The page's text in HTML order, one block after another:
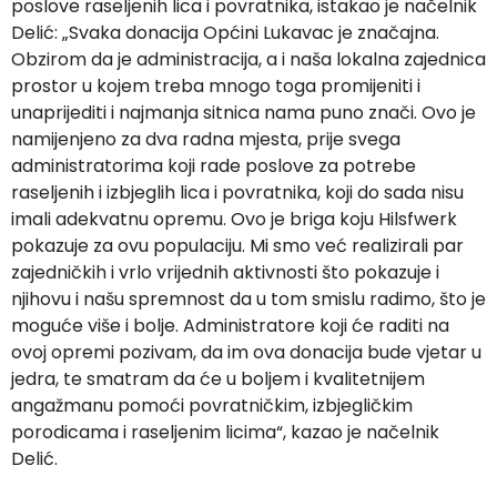
poslove raseljenih lica i povratnika, istakao je načelnik
Delić: „Svaka donacija Općini Lukavac je značajna.
Obzirom da je administracija, a i naša lokalna zajednica
prostor u kojem treba mnogo toga promijeniti i
unaprijediti i najmanja sitnica nama puno znači. Ovo je
namijenjeno za dva radna mjesta, prije svega
administratorima koji rade poslove za potrebe
raseljenih i izbjeglih lica i povratnika, koji do sada nisu
imali adekvatnu opremu. Ovo je briga koju Hilsfwerk
pokazuje za ovu populaciju. Mi smo već realizirali par
zajedničkih i vrlo vrijednih aktivnosti što pokazuje i
njihovu i našu spremnost da u tom smislu radimo, što je
moguće više i bolje. Administratore koji će raditi na
ovoj opremi pozivam, da im ova donacija bude vjetar u
jedra, te smatram da će u boljem i kvalitetnijem
angažmanu pomoći povratničkim, izbjegličkim
porodicama i raseljenim licima“, kazao je načelnik
Delić.